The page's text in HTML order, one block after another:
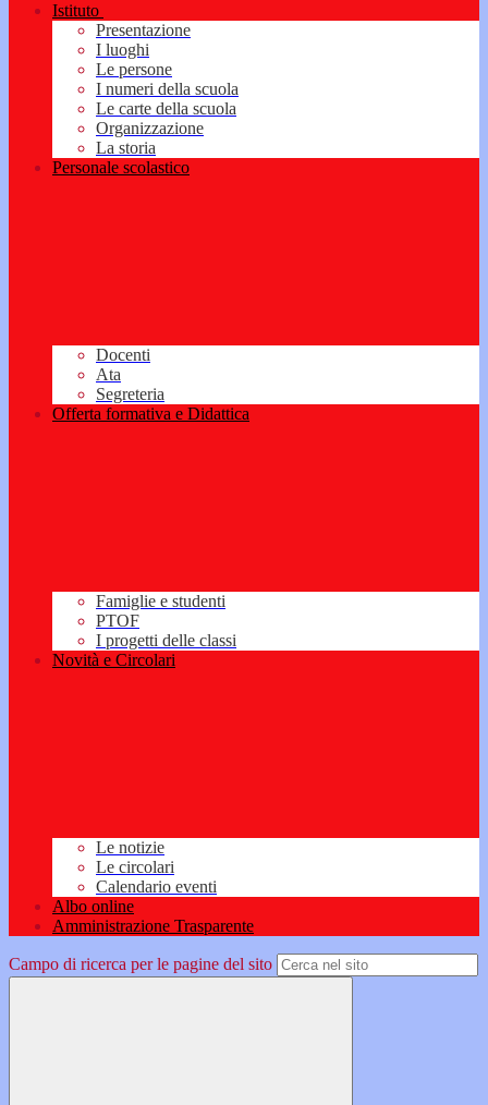
Istituto
Presentazione
I luoghi
Le persone
I numeri della scuola
Le carte della scuola
Organizzazione
La storia
Personale scolastico
Docenti
Ata
Segreteria
Offerta formativa e Didattica
Famiglie e studenti
PTOF
I progetti delle classi
Novità e Circolari
Le notizie
Le circolari
Calendario eventi
Albo online
Amministrazione Trasparente
Campo di ricerca per le pagine del sito